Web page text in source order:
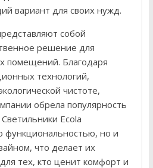
вариант для своих нужд.
собой
решение для
помещений. Благодаря
технологий,
чистоте,
обрела популярность
Ecola
функциональностью, но и
что делает их
тех, кто ценит комфорт и